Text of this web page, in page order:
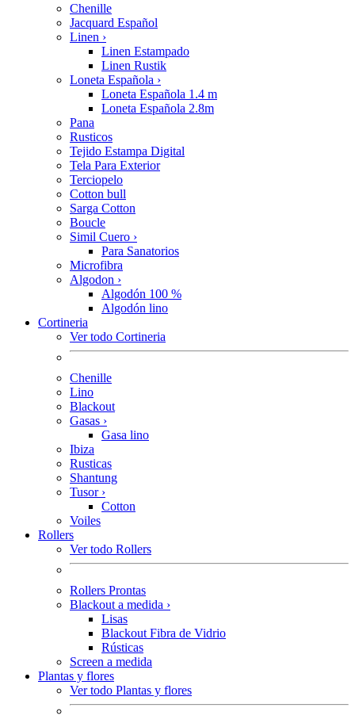
Chenille
Jacquard Español
Linen ›
Linen Estampado
Linen Rustik
Loneta Española ›
Loneta Española 1.4 m
Loneta Española 2.8m
Pana
Rusticos
Tejido Estampa Digital
Tela Para Exterior
Terciopelo
Cotton bull
Sarga Cotton
Boucle
Simil Cuero ›
Para Sanatorios
Microfibra
Algodon ›
Algodón 100 %
Algodón lino
Cortineria
Ver todo Cortineria
Chenille
Lino
Blackout
Gasas ›
Gasa lino
Ibiza
Rusticas
Shantung
Tusor ›
Cotton
Voiles
Rollers
Ver todo Rollers
Rollers Prontas
Blackout a medida ›
Lisas
Blackout Fibra de Vidrio
Rústicas
Screen a medida
Plantas y flores
Ver todo Plantas y flores